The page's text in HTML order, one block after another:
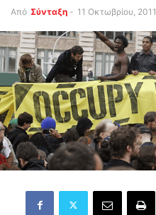
Από Σύνταξη - 11 Οκτωβρίου, 2011